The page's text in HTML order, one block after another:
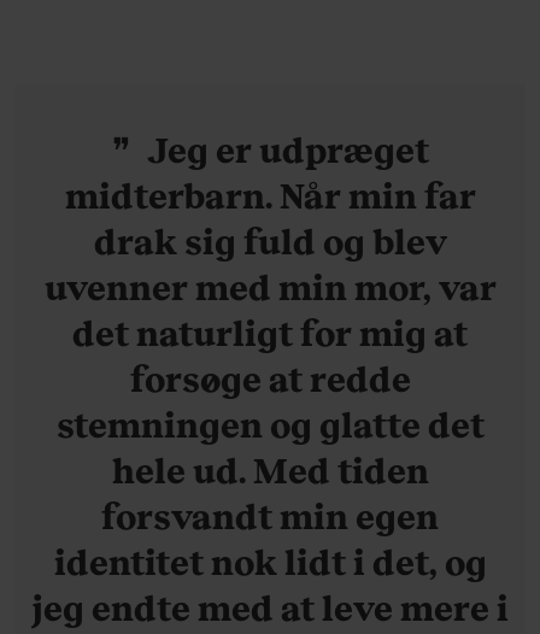
Jeg er udpræget
midterbarn. Når min far
drak sig fuld og blev
uvenner med min mor, var
det naturligt for mig at
forsøge at redde
stemningen og glatte det
hele ud. Med tiden
forsvandt min egen
identitet nok lidt i det, og
jeg endte med at leve mere i